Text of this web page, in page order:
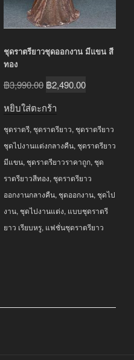
ชุดราตรียาวชุดออกงาน มีแขน สี
ทอง
฿3,990.00 Original
฿3,990.00.
฿2,490.00Current
฿2,490.00.
หยิบใส่ตะกร้า
ชุดราตรี, ชุดราตรียาว, ชุดราตรียาว
ชุดไปงานแต่งกลางคืน, ชุดราตรียาว
มีแขน, ชุดราตรียาวราคาถูก, ชุด
ราตรียาวสีทอง, ชุดราตรียาว
ออกงานกลางคืน, ชุดออกงาน, ชุดไป
งาน, ชุดไปงานแต่ง, แบบชุดราตรี
ยาว เรียบหรู, แฟชั่นชุดราตรียาว